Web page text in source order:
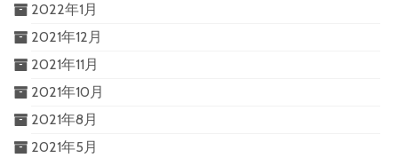
2022年1月
2021年12月
2021年11月
2021年10月
2021年8月
2021年5月